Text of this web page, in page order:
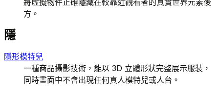
將虛擬物件正確隱藏在較靠近觀看者的真實世界元素後
方。
隱
隱形模特兒
一種商品攝影技術，能以 3D 立體形狀完整展示服裝，
同時畫面中不會出現任何真人模特兒或人台。